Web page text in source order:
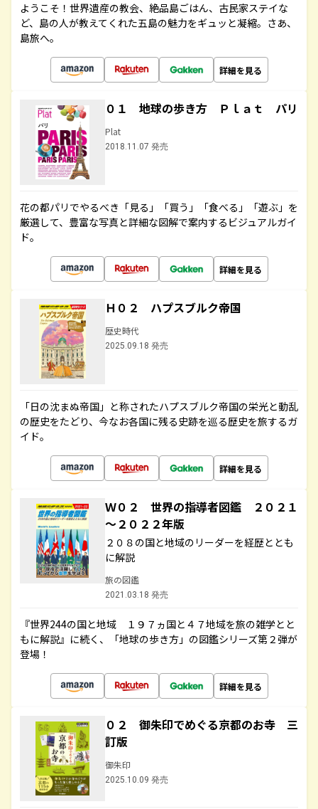
ようこそ！世界遺産の教会、絶品島ごはん、古民家ステイな
ど、島の人が教えてくれた五島の魅力をギュッと凝縮。さあ、
島旅へ。
詳細を見る
０１ 地球の歩き方 Ｐｌａｔ パリ
Plat
2018.11.07 発売
花の都パリでやるべき「見る」「買う」「食べる」「遊ぶ」を
厳選して、豊富な写真と詳細な図解で案内するビジュアルガイ
ド。
詳細を見る
Ｈ０２ ハプスブルク帝国
歴史時代
2025.09.18 発売
「日の沈まぬ帝国」と称されたハプスブルク帝国の栄光と動乱
の歴史をたどり、今なお各国に残る史跡を巡る歴史を旅するガ
イド。
詳細を見る
Ｗ０２ 世界の指導者図鑑 ２０２１
～２０２２年版
２０８の国と地域のリーダーを経歴ととも
に解説
旅の図鑑
2021.03.18 発売
『世界244の国と地域 １９７ヵ国と４７地域を旅の雑学とと
もに解説』に続く、「地球の歩き方」の図鑑シリーズ第２弾が
登場！
詳細を見る
０２ 御朱印でめぐる京都のお寺 三
訂版
御朱印
2025.10.09 発売